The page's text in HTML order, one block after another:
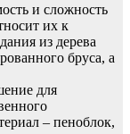
и сложность
их к
из дерева
бруса, а
для
– пеноблок,